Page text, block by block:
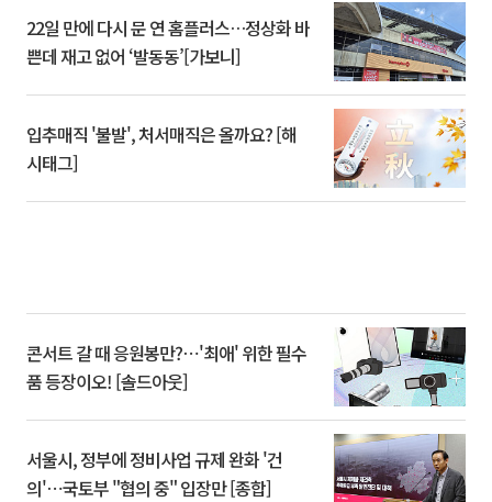
22일 만에 다시 문 연 홈플러스…정상화 바
쁜데 재고 없어 ‘발동동’[가보니]
입추매직 '불발', 처서매직은 올까요? [해
시태그]
콘서트 갈 때 응원봉만?⋯'최애' 위한 필수
품 등장이오! [솔드아웃]
서울시, 정부에 정비사업 규제 완화 '건
의'⋯국토부 "협의 중" 입장만 [종합]